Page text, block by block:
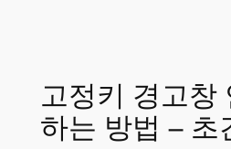
고정키 경고창
하는 방법 – 초